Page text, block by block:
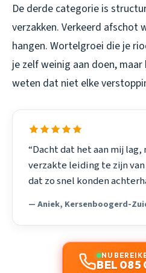
De derde categorie is
verzakken. Verkeerd afschot
hangen. Wortelgroei die je
je zelf weinig aan doen,
weten dat niet elke
“Dacht dat het aan mij lag,
verzakte leiding te zijn
dat zo snel konden
— Aniek, Kersenboogerd-
NU
BEL 085